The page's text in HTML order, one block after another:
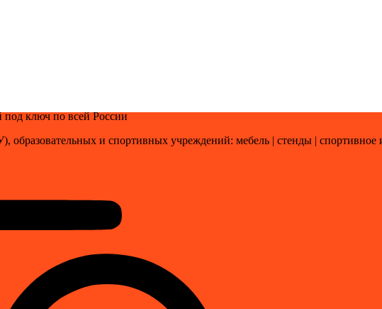
ключ по всей России
образовательных и спортивных учреждений: мебель | стенды | cпортивное